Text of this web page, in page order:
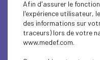
Facilitez le
réservant des
Lire l'article
Afin d'assurer le
l'expérience utilisateur,
des informations sur
traceurs) lors de votre
www.medef.com.